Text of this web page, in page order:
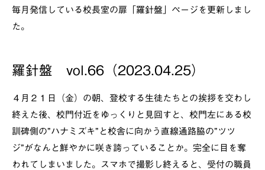
毎月発信している校長室の扉「羅針盤」ページを更新しまし
た。
羅針盤 vol.66（2023.04.25）
４月２１日（金）の朝、登校する生徒たちとの挨拶を交わし
終えた後、校門付近をゆっくりと見回すと、校門左にある校
訓碑側の”ハナミズキ”と校舎に向かう直線通路脇の”ツツ
ジ”がなんと鮮やかに咲き誇っていることか。完全に目を奪
われてしまいました。スマホで撮影し終えると、受付の職員